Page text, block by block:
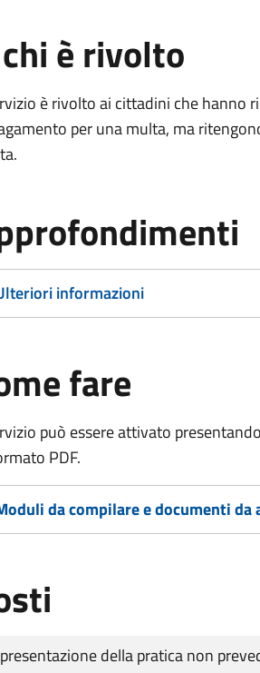
è rivolto
è rivolto ai cittadini che hanno
per una multa, ma
informazioni
fare
può essere attivato
PDF.
da compilare e documenti da
di pagamentodella pratica non